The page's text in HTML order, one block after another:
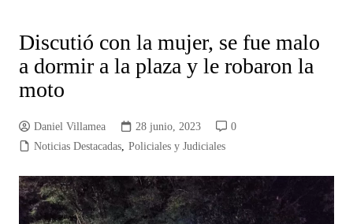
Discutió con la mujer, se fue malo
a dormir a la plaza y le robaron la
moto
Daniel Villamea 28 junio, 2023
0
Noticias Destacadas, Policiales y Judiciales